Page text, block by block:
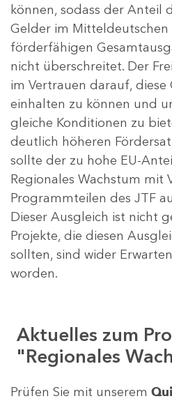
können, sodass der Anteil
Gelder im Mitteldeutschen
förderfähigen
nicht überschreitet. Der
im Vertrauen darauf, diese
einhalten zu können und
gleiche Konditionen zu
deutlich höheren
sollte der zu hohe EU-
Regionales Wachstum mit
Programmteilen des JTF
Dieser Ausgleich ist nicht
Projekte, die diesen
sollten, sind wider
worden.
Aktuelles zum
"Regionales
Prüfen Sie mit unserem